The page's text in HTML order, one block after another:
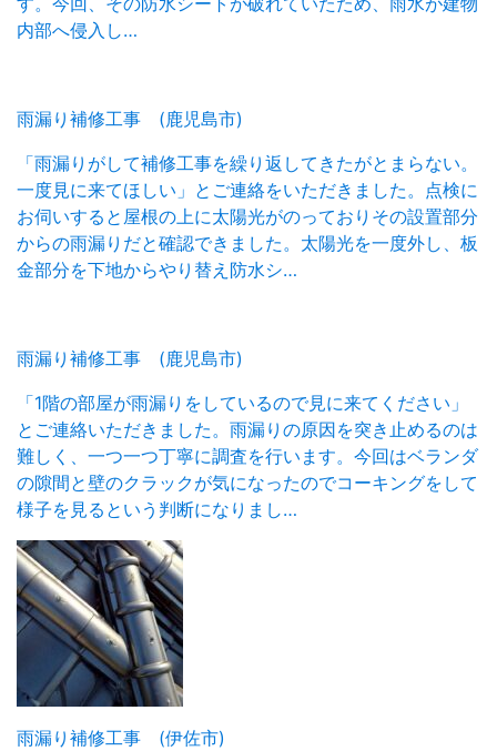
内部へ侵入し…
雨漏り補修工事 (鹿児島市)
「雨漏りがして補修工事を繰り返してきたがとまらない。
一度見に来てほしい」とご連絡をいただきました。点検に
お伺いすると屋根の上に太陽光がのっておりその設置部分
からの雨漏りだと確認できました。太陽光を一度外し、板
金部分を下地からやり替え防水シ…
雨漏り補修工事 (鹿児島市)
「1階の部屋が雨漏りをしているので見に来てください」
とご連絡いただきました。雨漏りの原因を突き止めるのは
難しく、一つ一つ丁寧に調査を行います。今回はベランダ
の隙間と壁のクラックが気になったのでコーキングをして
様子を見るという判断になりまし…
雨漏り補修工事 (伊佐市)